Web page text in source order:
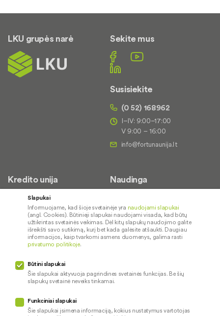
LKU grupės narė Sekite mus
Susisiekite
(0 52) 168962
I–IV: 9:00–17:00
V 9:00 – 16:00
Kredito unija
Apie mus
Kontaktai
Karjera
Socialinė atsakomybė
Naudinga
Palūkanų normos
Paslaugų teikimo sąlygos ir
įkainiai
Pranešėjų apsauga
Slapukai
Informuojame, kad šioje svetainėje yra naudojami slapukai
(angl. Cookies). Būtinieji slapukai naudojami visada, kad būtų
užtikrintas svetainės veikimas. Dėl kitų slapukų naudojimo galite
išreikšti savo sutikimą, kurį bet kada galėsite atšaukti. Daugiau
informacijos, kaip tvarkomi asmens duomenys, galima rasti
privatumo politikoje.
Būtini slapukai
Šie slapukai aktyvuoja pagrindines svetainės funkcijas. Be šių
slapukų svetainė neveiks tinkamai.
Funkciniai slapukai
Šie slapukai įsimena informaciją, kokius nustatymus vartotojas